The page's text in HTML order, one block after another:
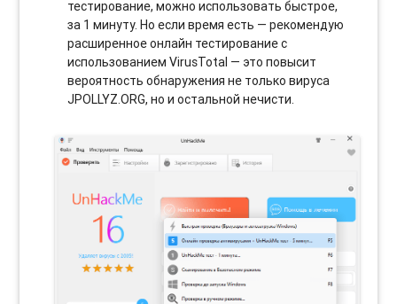
тестирование, можно использовать быстрое,
за 1 минуту. Но если время есть — рекомендую
расширенное онлайн тестирование с
использованием VirusTotal — это повысит
вероятность обнаружения не только вируса
JPOLLYZ.ORG, но и остальной нечисти.